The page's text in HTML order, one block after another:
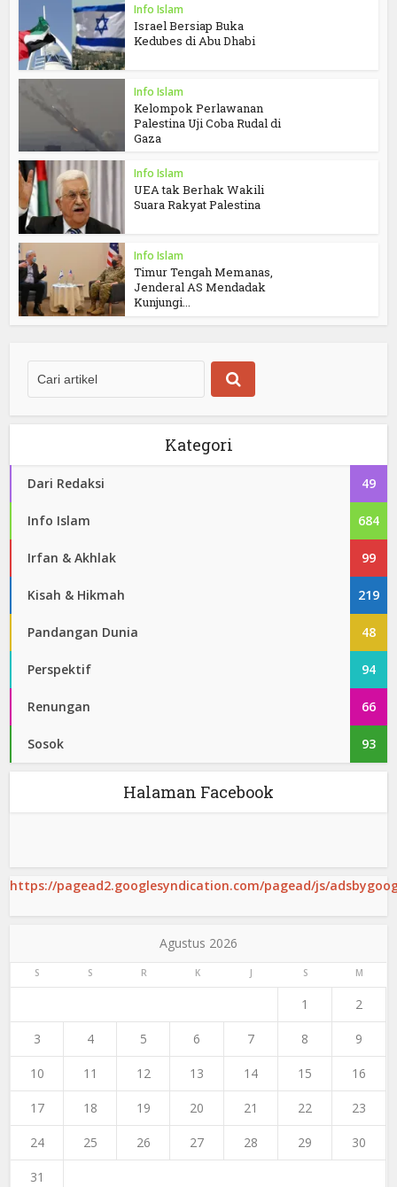
Info Islam
Israel Bersiap Buka
Kedubes di Abu Dhabi
Info Islam
Kelompok Perlawanan
Palestina Uji Coba Rudal di
Gaza
Info Islam
UEA tak Berhak Wakili
Suara Rakyat Palestina
Info Islam
Timur Tengah Memanas,
Jenderal AS Mendadak
Kunjungi...
Kategori
Dari Redaksi 49
Info Islam 684
Irfan & Akhlak 99
Kisah & Hikmah 219
Pandangan Dunia 48
Perspektif 94
Renungan 66
Sosok 93
Halaman Facebook
https://pagead2.googlesyndication.com/pagead/js/
Agustus 2026
S S R K J S M
1 2
3 4 5 6 7 8 9
10 11 12 13 14 15 16
17 18 19 20 21 22 23
24 25 26 27 28 29 30
31